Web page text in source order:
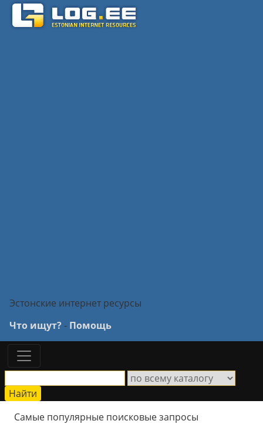
Эстонские интернет ресурсы
Что ищут?- Помощь
Самые популярные поисковые запросы